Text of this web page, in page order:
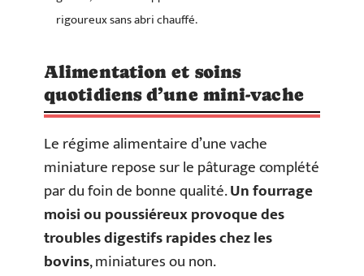
rigoureux sans abri chauffé.
Alimentation et soins
quotidiens d’une mini-vache
Le régime alimentaire d’une vache
miniature repose sur le pâturage complété
par du foin de bonne qualité.Un fourrage
moisi ou poussiéreux provoque des
troubles digestifs rapides chez les
bovins, miniatures ou non.